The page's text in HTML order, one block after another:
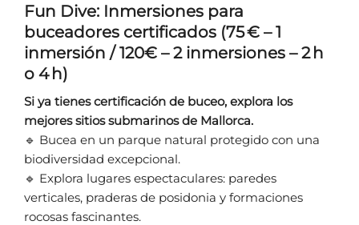
Fun Dive: Inmersiones para
buceadores certificados (75 € – 1
inmersión / 120€ – 2 inmersiones – 2 h
o 4 h)
Si ya tienes certificación de buceo, explora los
mejores sitios submarinos de Mallorca.
🔹 Bucea en un parque natural protegido con una
biodiversidad excepcional.
🔹 Explora lugares espectaculares: paredes
verticales, praderas de posidonia y formaciones
rocosas fascinantes.